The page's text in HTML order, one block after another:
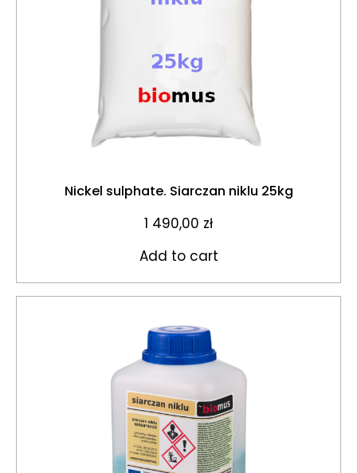
Nickel sulphate. Siarczan niklu 25kg
1 490,00 zł
Add to cart